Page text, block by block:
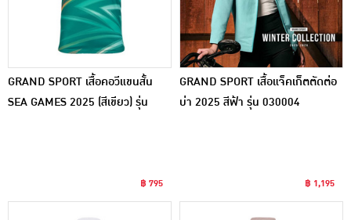
GRAND SPORT เสื้อคอวีแขนสั้น
SEA GAMES 2025 (สีเขียว) รุ่น
฿ 795
GRAND SPORT เสื้อแจ็คเก็ตตัดต่อ
บ่า 2025 สีฟ้า รุ่น 030004
฿ 1,195